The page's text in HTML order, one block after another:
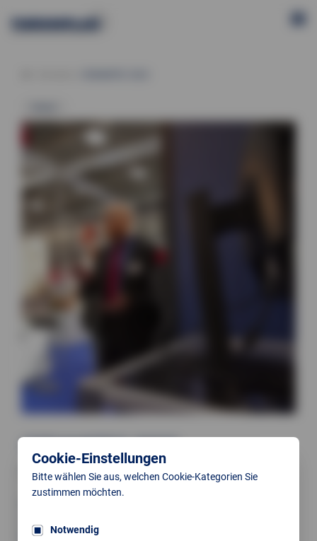
CERAMITEC 2022
27.06.2022
beigetragen haben.
Cookie-Einstellungen
Bitte wählen Sie aus, welchen Cookie-Kategorien Sie
zustimmen möchten.
Notwendig